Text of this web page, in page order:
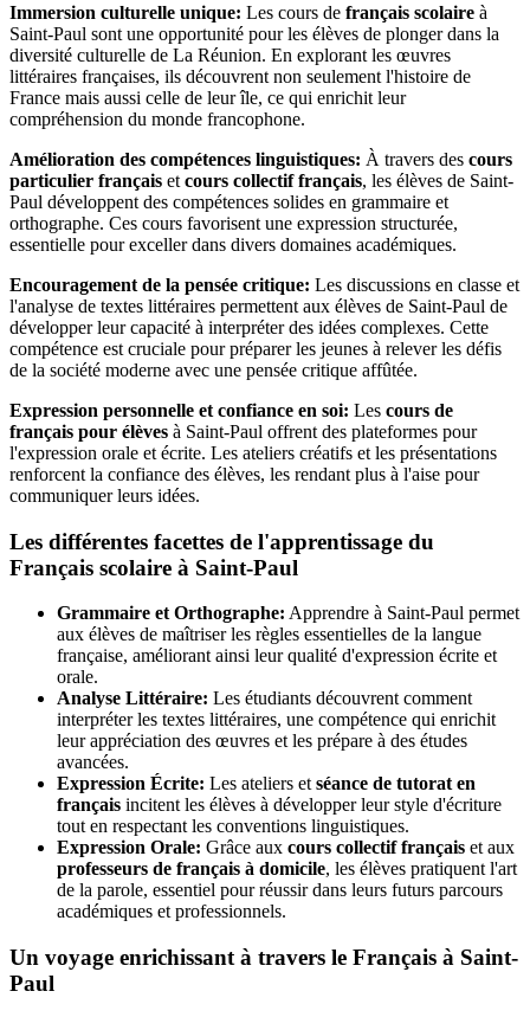
Immersion culturelle unique: Les cours de français scolaire à
Saint-Paul sont une opportunité pour les élèves de plonger dans la
diversité culturelle de La Réunion. En explorant les œuvres
littéraires françaises, ils découvrent non seulement l'histoire de
France mais aussi celle de leur île, ce qui enrichit leur
compréhension du monde francophone.
Amélioration des compétences linguistiques: À travers des cours
particulier français et cours collectif français, les élèves de Saint-
Paul développent des compétences solides en grammaire et
orthographe. Ces cours favorisent une expression structurée,
essentielle pour exceller dans divers domaines académiques.
Encouragement de la pensée critique: Les discussions en classe et
l'analyse de textes littéraires permettent aux élèves de Saint-Paul de
développer leur capacité à interpréter des idées complexes. Cette
compétence est cruciale pour préparer les jeunes à relever les défis
de la société moderne avec une pensée critique affûtée.
Expression personnelle et confiance en soi: Les cours de
français pour élèves à Saint-Paul offrent des plateformes pour
l'expression orale et écrite. Les ateliers créatifs et les présentations
renforcent la confiance des élèves, les rendant plus à l'aise pour
communiquer leurs idées.
Les différentes facettes de l'apprentissage du
Français scolaire à Saint-Paul
Grammaire et Orthographe: Apprendre à Saint-Paul permet
aux élèves de maîtriser les règles essentielles de la langue
française, améliorant ainsi leur qualité d'expression écrite et
orale.
Analyse Littéraire: Les étudiants découvrent comment
interpréter les textes littéraires, une compétence qui enrichit
leur appréciation des œuvres et les prépare à des études
avancées.
Expression Écrite: Les ateliers et séance de tutorat en
français incitent les élèves à développer leur style d'écriture
tout en respectant les conventions linguistiques.
Expression Orale: Grâce aux cours collectif français et aux
professeurs de français à domicile, les élèves pratiquent l'art
de la parole, essentiel pour réussir dans leurs futurs parcours
académiques et professionnels.
Un voyage enrichissant à travers le Français à Saint-
Paul